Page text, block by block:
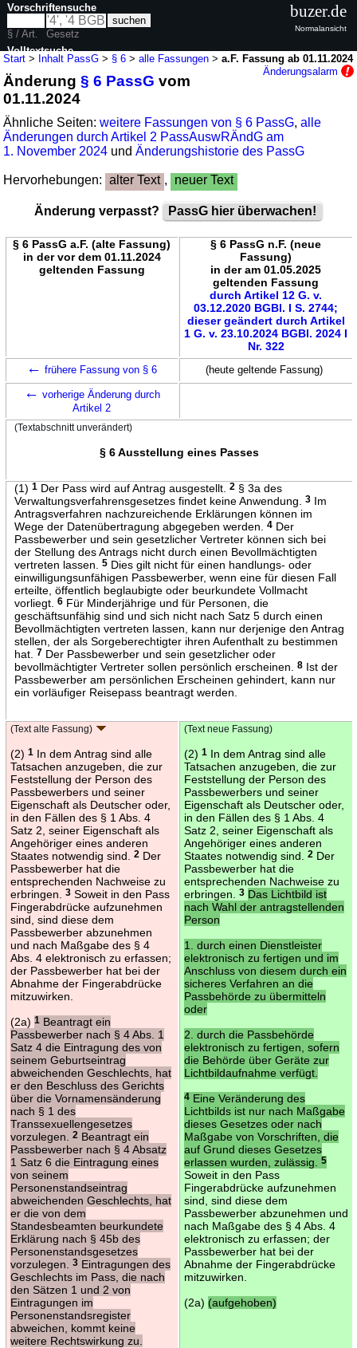
Start > Inhalt PassG > § 6 >alle Fassungen >a.F. Fassung ab 01.11.2024
Änderungsalarm
Änderung§ 6 PassG vom
01.11.2024
Ähnliche Seiten:weitere Fassungen von § 6 PassG,alle
Änderungen durch Artikel 2 PassAuswRÄndG am
1. November 2024 undÄnderungshistorie des PassG
Hervorhebungen: alter Text , neuer Text
Änderung verpasst? PassG hier überwachen!
§ 6 PassG a.F. (alte Fassung)
in der vor dem 01.11.2024
geltenden Fassung
§ 6 PassG n.F. (neue
Fassung)
in der am 01.05.2025
geltenden Fassung
durch Artikel 12 G. v.
03.12.2020 BGBl. I S. 2744;
dieser geändert durch Artikel
1 G. v. 23.10.2024 BGBl. 2024 I
Nr. 322
← frühere Fassung von § 6 (heute geltende Fassung)
← vorherige Änderung durch
Artikel 2
(Textabschnitt unverändert)
§ 6 Ausstellung eines Passes
(1) 1Der Pass wird auf Antrag ausgestellt. 2§ 3a des
Verwaltungsverfahrensgesetzes findet keine Anwendung.
3Im
Antragsverfahren nachzureichende Erklärungen können im
Wege der Datenübertragung abgegeben werden.
4Der
Passbewerber und sein gesetzlicher Vertreter können sich bei
der Stellung des Antrags nicht durch einen Bevollmächtigten
vertreten lassen.
5Dies gilt nicht für einen handlungs- oder
einwilligungsunfähigen Passbewerber, wenn eine für diesen Fall
erteilte, öffentlich beglaubigte oder beurkundete Vollmacht
vorliegt.
6Für Minderjährige und für Personen, die
geschäftsunfähig sind und sich nicht nach Satz 5 durch einen
Bevollmächtigten vertreten lassen, kann nur derjenige den Antrag
stellen, der als Sorgeberechtigter ihren Aufenthalt zu bestimmen
hat.
7Der Passbewerber und sein gesetzlicher oder
bevollmächtigter Vertreter sollen persönlich erscheinen.
8Ist der
Passbewerber am persönlichen Erscheinen gehindert, kann nur
ein vorläufiger Reisepass beantragt werden.
(Text alte Fassung)
(2) 1In dem Antrag sind alle
Tatsachen anzugeben, die zur
Feststellung der Person des
Passbewerbers und seiner
Eigenschaft als Deutscher oder,
in den Fällen des § 1 Abs. 4
Satz 2, seiner Eigenschaft als
Angehöriger eines anderen
Staates notwendig sind.
2Der
Passbewerber hat die
entsprechenden Nachweise zu
erbringen.
3Soweit in den Pass
Fingerabdrücke aufzunehmen
sind, sind diese dem
Passbewerber abzunehmen
und nach Maßgabe des § 4
Abs. 4 elektronisch zu erfassen;
der Passbewerber hat bei der
Abnahme der Fingerabdrücke
mitzuwirken.
(2a) 1Beantragt ein
Passbewerber nach § 4 Abs. 1
Satz 4 die Eintragung des von
seinem Geburtseintrag
abweichenden Geschlechts, hat
er den Beschluss des Gerichts
über die Vornamensänderung
nach § 1 des
Transsexuellengesetzes
vorzulegen.
2Beantragt ein
Passbewerber nach § 4 Absatz
1 Satz 6 die Eintragung eines
von seinem
Personenstandseintrag
abweichenden Geschlechts, hat
er die von dem
Standesbeamten beurkundete
Erklärung nach § 45b des
Personenstandsgesetzes
vorzulegen.
3Eintragungen des
Geschlechts im Pass, die nach
den Sätzen 1 und 2 von
Eintragungen im
Personenstandsregister
abweichen, kommt keine
weitere Rechtswirkung zu.
(Text neue Fassung)
(2) 1In dem Antrag sind alle
Tatsachen anzugeben, die zur
Feststellung der Person des
Passbewerbers und seiner
Eigenschaft als Deutscher oder,
in den Fällen des § 1 Abs. 4
Satz 2, seiner Eigenschaft als
Angehöriger eines anderen
Staates notwendig sind.
2Der
Passbewerber hat die
entsprechenden Nachweise zu
erbringen.
3 Das Lichtbild ist
nach Wahl der antragstellenden
Person
1. durch einen Dienstleister
elektronisch zu fertigen und im
Anschluss von diesem durch ein
sicheres Verfahren an die
Passbehörde zu übermitteln
oder
2. durch die Passbehörde
elektronisch zu fertigen, sofern
die Behörde über Geräte zur
Lichtbildaufnahme verfügt.
4Eine Veränderung des
Lichtbilds ist nur nach Maßgabe
dieses Gesetzes oder nach
Maßgabe von Vorschriften, die
auf Grund dieses Gesetzes
erlassen wurden, zulässig.
5
Soweit in den Pass
Fingerabdrücke aufzunehmen
sind, sind diese dem
Passbewerber abzunehmen und
nach Maßgabe des § 4 Abs. 4
elektronisch zu erfassen; der
Passbewerber hat bei der
Abnahme der Fingerabdrücke
mitzuwirken.
(2a) (aufgehoben)
Vorschriftensuche
§ / Art.
Gesetz
Volltextsuche
nur in PassG
buzer.de
Normalansicht